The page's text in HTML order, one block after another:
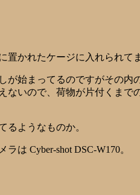
かれたケージに入れられて
が始まってるのですがその内
ないので、荷物が片付くまで
るようなものか。
は Cyber-shot DSC-W170。